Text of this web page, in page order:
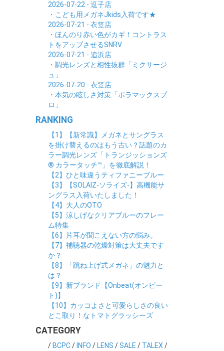
2026-07-22 - 逗子店
・こども用メガネJkids入荷です★
2026-07-21 - 衣笠店
・ほんのり赤い色がカギ！コントラス
トをアップさせるSNRV
2026-07-21 - 追浜店
・調光レンズと相性抜群「ミクサージ
ュ」
2026-07-20 - 衣笠店
・本気の眩しさ対策「ポラマックスプ
ロ」
RANKING
【1】【新常識】メガネとサングラス
を掛け替えるのはもう古い？話題のカ
ラー調光レンズ「トランジッションズ
® カラータッチ™」を徹底解説！
【2】ひと味違うティファニーブルー
【3】【SOLAIZ-ソライズ-】高機能サ
ングラス入荷いたしました！
【4】大人のOTO
【5】涼しげなクリアブルーのフレー
ム特集
【6】片耳が聞こえない方の悩み。
【7】補聴器の乾燥対策は大丈夫です
か？
【8】「跳ね上げ式メガネ」の魅力と
は？
【9】新ブランド【Onbeat(オンビー
ト)】
【10】カッコよさと可愛らしさの良い
とこ取り！なトマトグラッシーズ
CATEGORY
/ BCPC/ INFO / LENS /SALE / TALEX /